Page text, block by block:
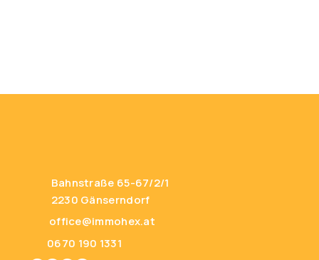
Bahnstraße 65-67/2/1
2230 Gänserndorf
office@immohex.at
0670 190 1331